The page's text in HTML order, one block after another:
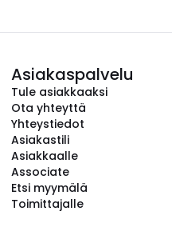
Asiakaspalvelu
Tule asiakkaaksi
Ota yhteyttä
Yhteystiedot
Asiakastili
Asiakkaalle
Associate
Etsi myymälä
Toimittajalle